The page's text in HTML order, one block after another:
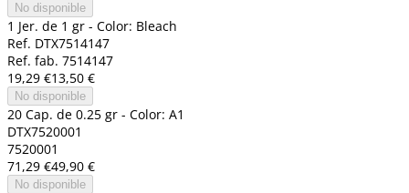
No disponible
1 Jer. de 1 gr - Color: Bleach
Ref. DTX7514147
Ref. fab. 7514147
19,29 €13,50 €
No disponible
20 Cap. de 0.25 gr - Color: A1
DTX7520001
7520001
71,29 €49,90 €
No disponible